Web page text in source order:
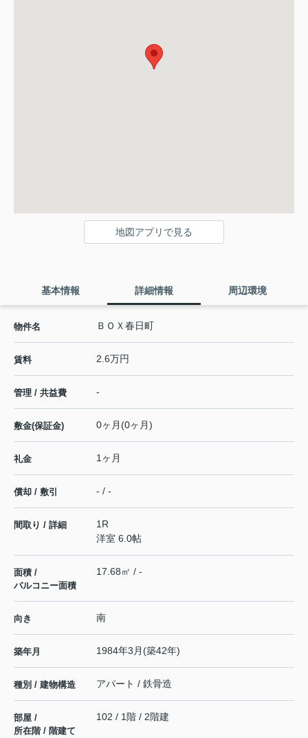
地図アプリで見る
基本情報 詳細情報 周辺環境
物件名 ＢＯＸ春日町
賃料 2.6万円
管理 / 共益費 -
敷金(保証金) 0ヶ月(0ヶ月)
礼金 1ヶ月
償却 / 敷引 - / -
間取り / 詳細
1R
洋室 6.0帖
面積 /
バルコニー面積
17.68㎡ / -
向き 南
築年月 1984年3月(築42年)
種別 / 建物構造 アパート / 鉄骨造
部屋 /
所在階 / 階建て
102 / 1階 / 2階建